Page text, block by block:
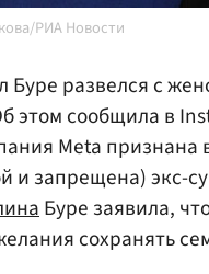
РИА Новости
Буре развелся с
этом сообщила в
Meta признана
и запрещена) экс-
Буре заявила,
сохранять